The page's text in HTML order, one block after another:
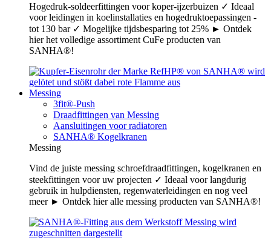
Hogedruk-soldeerfittingen voor koper-ijzerbuizen ✓ Ideaal
voor leidingen in koelinstallaties en hogedruktoepassingen -
tot 130 bar ✓ Mogelijke tijdsbesparing tot 25% ► Ontdek
hier het volledige assortiment CuFe producten van
SANHA®!
Messing
3fit®-Push
Draadfittingen van Messing
Aansluitingen voor radiatoren
SANHA® Kogelkranen
Messing
Vind de juiste messing schroefdraadfittingen, kogelkranen en
steekfittingen voor uw projecten ✓ Ideaal voor langdurig
gebruik in hulpdiensten, regenwaterleidingen en nog veel
meer ► Ontdek hier alle messing producten van SANHA®!